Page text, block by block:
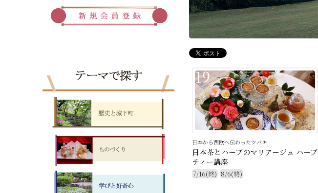
19
日本から西欧へ伝わったツバキ
日本茶とハーブのマリアージュ ハーブ
ティー講座
7/16(終) 8/6(終)